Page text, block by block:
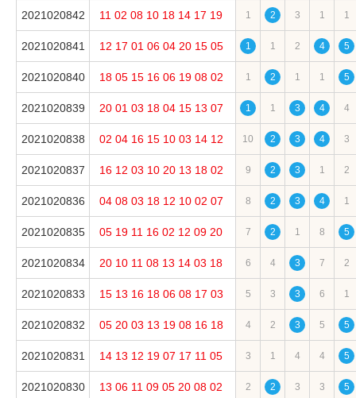
7 当前遗漏：自上期开出到本期间隔的期数;
8 平均遗漏：统计期数内遗漏的平均值。（计算公式：平均
9 最大遗漏：统计期数内遗漏的最大值;
10 最大连出值：统计期数内连续开出的最大值；
2021020842 11 02 08 10 18 14 17 19 1 2 3 1 1
2021020841 12 17 01 06 04 20 15 05 1 1 2 4 5
2021020840 18 05 15 16 06 19 08 02 1 2 1 1 5
2021020839 20 01 03 18 04 15 13 07 1 1 3 4 4
2021020838 02 04 16 15 10 03 14 12 10 2 3 4 3
2021020837 16 12 03 10 20 13 18 02 9 2 3 1 2
2021020836 04 08 03 18 12 10 02 07 8 2 3 4 1
2021020835 05 19 11 16 02 12 09 20 7 2 1 8 5
2021020834 20 10 11 08 13 14 03 18 6 4 3 7 2
2021020833 15 13 16 18 06 08 17 03 5 3 3 6 1
2021020832 05 20 03 13 19 08 16 18 4 2 3 5 5
2021020831 14 13 12 19 07 17 11 05 3 1 4 4 5
2021020830 13 06 11 09 05 20 08 02 2 2 3 3 5